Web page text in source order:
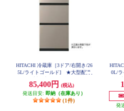
HITACHI 冷蔵庫［3ドア/右開き/26
5L/ライトゴールド] ★大型配送
85,400円
(税込)
発送目安: 即納（在庫あり）
(1件)
0L/
発